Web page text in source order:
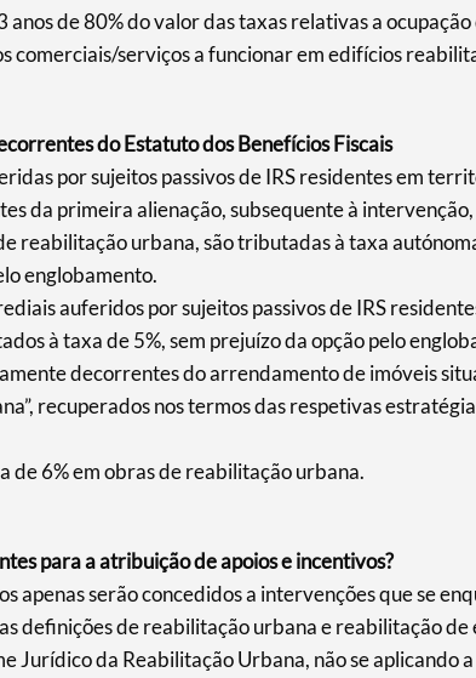
anos de 80% do valor das taxas relativas a
comerciais/serviços a funcionar em edifícios
do Estatuto dos Benefícios Fiscais
por sujeitos passivos de IRS residentes em
da primeira alienação, subsequente à
reabilitação urbana, são tributadas à taxa
englobamento.
auferidos por sujeitos passivos de IRS
à taxa de 5%, sem prejuízo da opção pelo
decorrentes do arrendamento de imóveis
recuperados nos termos das respetivas
de 6% em obras de reabilitação urbana.
para a atribuição de apoios e incentivos?
apenas serão concedidos a intervenções que se
definições de reabilitação urbana e reabilitação de
Jurídico da Reabilitação Urbana, não se aplicando